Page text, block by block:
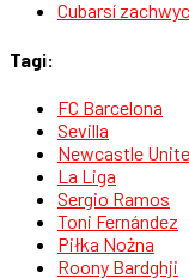
Cubarsí
Tagi:
FC Barcelona
Sevilla
Newcastle
La Liga
Sergio Ramos
Toni Fernández
Piłka Nożna
Roony Bardghji